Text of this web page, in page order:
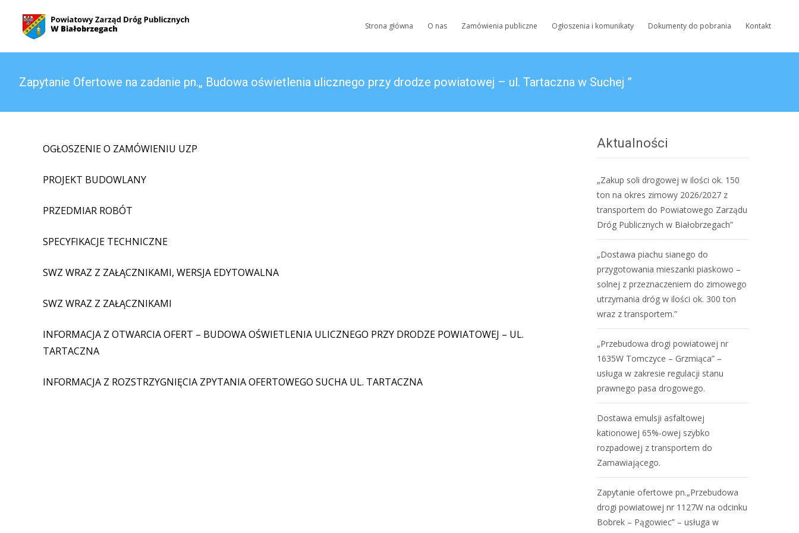
toStrona główna O nas Zamówienia publiczne Ogłoszenia i komunikaty Dokumenty do pobrania Kontakt
Zapytanie Ofertowe na zadanie pn.„ Budowa oświetlenia ulicznego przy drodze powiatowej – ul. Tartaczna w Suchej ”
OGŁOSZENIE O ZAMÓWIENIU UZP
PROJEKT BUDOWLANY
PRZEDMIAR ROBÓT
SPECYFIKACJE TECHNICZNE
SWZ WRAZ Z ZAŁĄCZNIKAMI, WERSJA EDYTOWALNA
SWZ WRAZ Z ZAŁĄCZNIKAMI
INFORMACJA Z OTWARCIA OFERT – BUDOWA OŚWIETLENIA ULICZNEGO PRZY DRODZE POWIATOWEJ – UL.
TARTACZNA
INFORMACJA Z ROZSTRZYGNIĘCIA ZPYTANIA OFERTOWEGO SUCHA UL. TARTACZNA
Aktualności
„Zakup soli drogowej w ilości ok. 150
ton na okres zimowy 2026/2027 z
transportem do Powiatowego Zarządu
Dróg Publicznych w Białobrzegach”
„Dostawa piachu sianego do
przygotowania mieszanki piaskowo –
solnej z przeznaczeniem do zimowego
utrzymania dróg w ilości ok. 300 ton
wraz z transportem.”
„Przebudowa drogi powiatowej nr
1635W Tomczyce – Grzmiąca” –
usługa w zakresie regulacji stanu
prawnego pasa drogowego.
Dostawa emulsji asfaltowej
kationowej 65%-owej szybko
rozpadowej z transportem do
Zamawiającego.
Zapytanie ofertowe pn.„Przebudowa
drogi powiatowej nr 1127W na odcinku
Bobrek – Pągowiec” – usługa w